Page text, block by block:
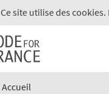
Ce site utilise des
Accueil